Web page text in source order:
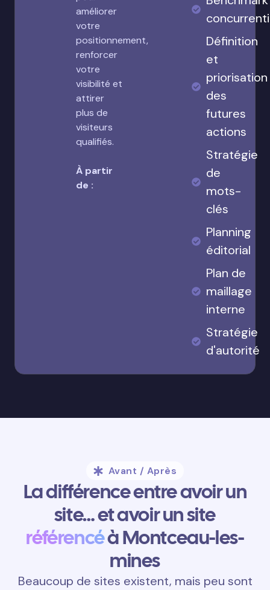
améliorer
votre
positionnement,
renforcer
votre
visibilité et
attirer
plus de
visiteurs
qualifiés.
À partir
de :
Définition
et
priorisation
des
futures
actions
Stratégie
de
mots-
clés
Planning
éditorial
Plan de
maillage
interne
Stratégie
d'autorité
Avant / Après
La différence entre avoir un
site… et avoir un site
référencéà Montceau-les-
mines
Beaucoup de sites existent, mais peu sont